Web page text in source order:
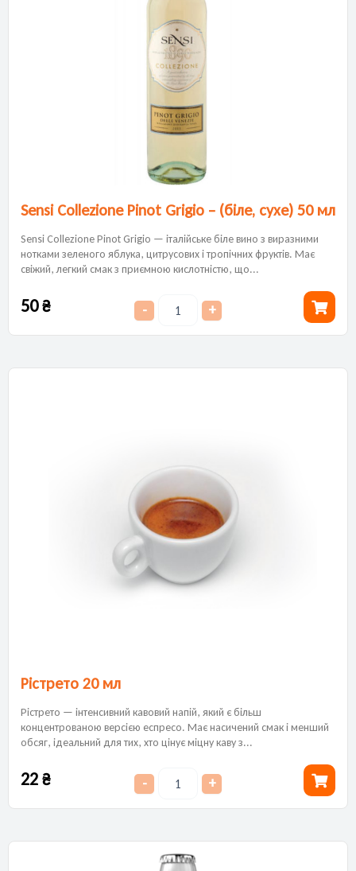
Sensi Collezione Pinot Grigio – (біле, сухе) 50 мл
Sensi Collezione Pinot Grigio — італійське біле вино з виразними
нотками зеленого яблука, цитрусових і тропічних фруктів. Має
свіжий, легкий смак з приємною кислотністю, що...
50₴ - +
Рістрето 20 мл
Рістрето — інтенсивний кавовий напій, який є більш
концентрованою версією еспресо. Має насичений смак і менший
обсяг, ідеальний для тих, хто цінує міцну каву з...
22₴ - +